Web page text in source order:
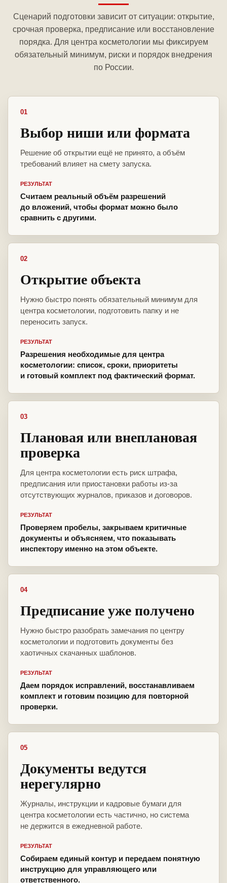
Сценарий подготовки зависит от ситуации: открытие,
срочная проверка, предписание или восстановление
порядка. Для центра косметологии мы фиксируем
обязательный минимум, риски и порядок внедрения
по России.
01
Выбор ниши или формата
Решение об открытии ещё не принято, а объём
требований влияет на смету запуска.
РЕЗУЛЬТАТ
Считаем реальный объём разрешений
до вложений, чтобы формат можно было
сравнить с другими.
02
Открытие объекта
Нужно быстро понять обязательный минимум для
центра косметологии, подготовить папку и не
переносить запуск.
РЕЗУЛЬТАТ
Разрешения необходимые для центра
косметологии: список, сроки, приоритеты
и готовый комплект под фактический формат.
03
Плановая или внеплановая
проверка
Для центра косметологии есть риск штрафа,
предписания или приостановки работы из-за
отсутствующих журналов, приказов и договоров.
РЕЗУЛЬТАТ
Проверяем пробелы, закрываем критичные
документы и объясняем, что показывать
инспектору именно на этом объекте.
04
Предписание уже получено
Нужно быстро разобрать замечания по центру
косметологии и подготовить документы без
хаотичных скачанных шаблонов.
РЕЗУЛЬТАТ
Даем порядок исправлений, восстанавливаем
комплект и готовим позицию для повторной
проверки.
05
Документы ведутся
нерегулярно
Журналы, инструкции и кадровые бумаги для
центра косметологии есть частично, но система
не держится в ежедневной работе.
РЕЗУЛЬТАТ
Собираем единый контур и передаем понятную
инструкцию для управляющего или
ответственного.